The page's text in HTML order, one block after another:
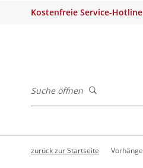
Kostenfreie Service-Hotline
Suche öffnen
zurück zur Startseite Vorhänge